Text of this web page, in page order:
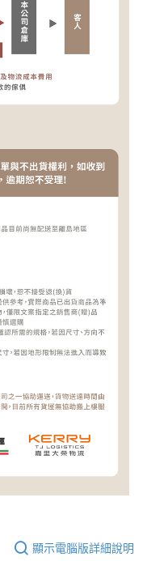
顯示電腦版詳細說明